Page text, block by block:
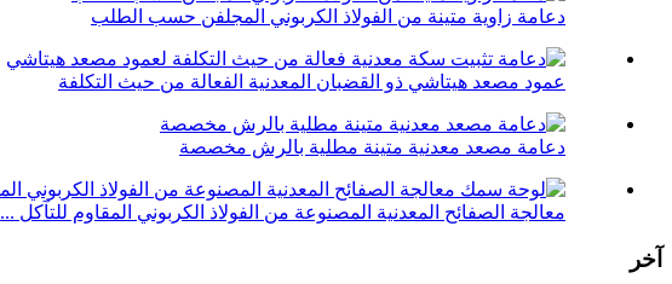
دعامة زاوية متينة من الفولاذ الكربوني المجلفن حسب الطلب
عمود مصعد هيتاشي ذو القضبان المعدنية الفعالة من حيث التكلفة
دعامة مصعد معدنية متينة مطلية بالرش مخصصة
معالجة الصفائح المعدنية المصنوعة من الفولاذ الكربوني المقاوم للتآكل ...
آخر